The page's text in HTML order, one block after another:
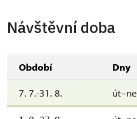
Návštěvní doba
Období Dny
7. 7.-31. 8. út–ne